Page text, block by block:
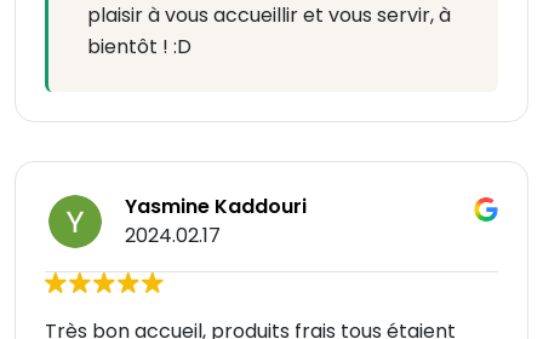
plaisir à vous accueillir et vous servir, à
bientôt ! :D
Yasmine Kaddouri
2024.02.17
Très bon accueil, produits frais tous étaient